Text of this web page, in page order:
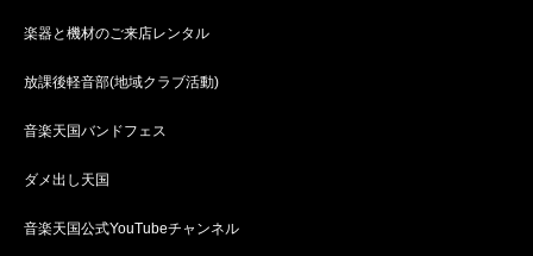
楽器と機材のご来店レンタル
放課後軽音部(地域クラブ活動)
音楽天国バンドフェス
ダメ出し天国
音楽天国公式YouTubeチャンネル